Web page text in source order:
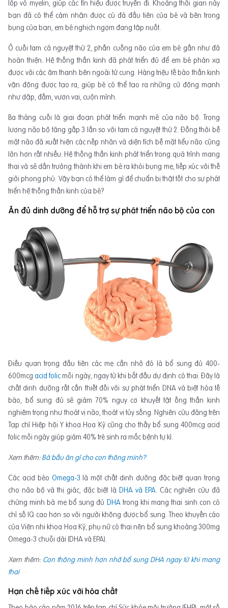
lớp vỏ myelin, giúp các tín hiệu được truyền đi. Khoảng thời gian này
bạn đã có thể cảm nhận được cú đá đầu tiên của bé và bên trong
bụng của bạn, em bé nghịch ngợm đang tập nuốt.
Ở cuối tam cá nguyệt thứ 2, phần cuống não của em bé gần như đã
hoàn thiện. Hệ thống thần kinh đã phát triển đủ để em bé phản xạ
được với các âm thanh bên ngoài tử cung. Hàng triệu tế bào thần kinh
vận động được tạo ra, giúp bé có thể tạo ra những cử động mạnh
như dập, đấm, vươn vai, cuộn mình.
Ba tháng cuối là giai đoạn phát triển mạnh mẽ của não bộ. Trọng
lượng não bộ tăng gấp 3 lần so với tam cá nguyệt thứ 2. Đồng thời bề
mặt não đã xuất hiện các nếp nhăn và diện tích bề mặt tiểu não cũng
lớn hơn rất nhiều. Hệ thống thần kinh phát triển trong quá trình mang
thai và sẽ dần trưởng thành khi em bé ra khỏi bụng mẹ, tiếp xúc với thế
giới phong phú. Vậy bạn có thể làm gì để chuẩn bị thật tốt cho sự phát
triển hệ thống thần kinh của bé?
Ăn đủ dinh dưỡng để hỗ trợ sự phát triển não bộ của con
Điều quan trọng đầu tiên các mẹ cần nhớ đó là bổ sung đủ 400-
600mcg acid folicmỗi ngày, ngay từ khi bắt đầu dự định có thai. Đây là
chất dinh dưỡng rất cần thiết đối với sự phát triển DNA và biệt hóa tế
bào, bổ sung đủ sẽ giảm 70% nguy cơ khuyết tật ống thần kinh
nghiêm trọng như thoát vị não, thoát vị tủy sống. Nghiên cứu đăng trên
Tạp chí Hiệp hội Y khoa Hoa Kỳ cũng cho thấy bổ sung 400mcg acid
folic mỗi ngày giúp giảm 40% trẻ sinh ra mắc bệnh tự kỉ.
Xem thêm:Bà bầu ăn gì cho con thông minh?
Các acid béo Omega-3 là một chất dinh dưỡng đặc biệt quan trọng
cho não bộ và thị giác, đặc biệt là DHA và EPA. Các nghiên cứu đã
chứng minh bà mẹ bổ sung đủ DHA trong khi mang thai sinh con có
chỉ số IQ cao hơn so với người không được bổ sung. Theo khuyến cáo
của Viện nhi khoa Hoa Kỳ, phụ nữ có thai nên bổ sung khoảng 300mg
Omega-3 chuỗi dài (DHA và EPA).
Xem thêm: Con thông minh hơn nhờ bổ sung DHA ngay từ khi mang
thai
Hạn chế tiếp xúc với hóa chất